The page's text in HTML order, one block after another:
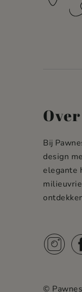
Bij
design
elegante
©